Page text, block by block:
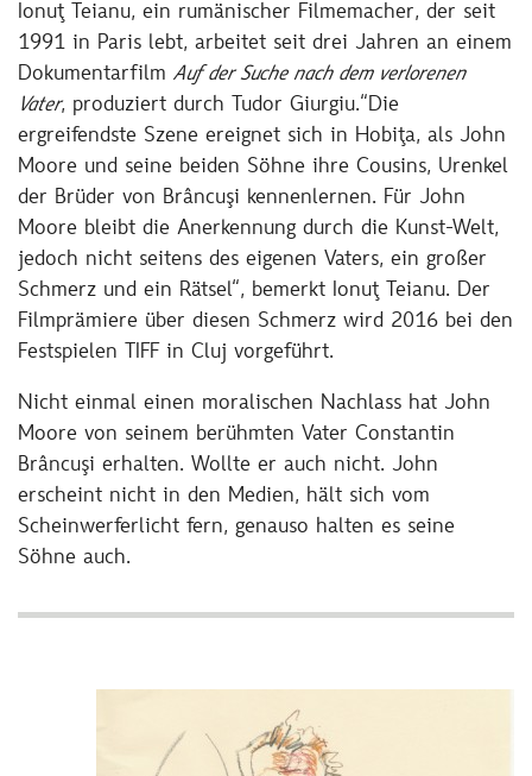
Ionuţ Teianu, ein rumänischer Filmemacher, der seit
1991 in Paris lebt, arbeitet seit drei Jahren an einem
Dokumentarfilm Auf der Suche nach dem verlorenen
Vater, produziert durch Tudor Giurgiu.“Die
ergreifendste Szene ereignet sich in Hobiţa, als John
Moore und seine beiden Söhne ihre Cousins, Urenkel
der Brüder von Brâncuşi kennenlernen. Für John
Moore bleibt die Anerkennung durch die Kunst-Welt,
jedoch nicht seitens des eigenen Vaters, ein großer
Schmerz und ein Rätsel“, bemerkt Ionuţ Teianu. Der
Filmprämiere über diesen Schmerz wird 2016 bei den
Festspielen TIFF in Cluj vorgeführt.
Nicht einmal einen moralischen Nachlass hat John
Moore von seinem berühmten Vater Constantin
Brâncuşi erhalten. Wollte er auch nicht. John
erscheint nicht in den Medien, hält sich vom
Scheinwerferlicht fern, genauso halten es seine
Söhne auch.